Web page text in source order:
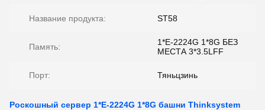
Название продукта: ST58
Память:
1*E-2224G 1*8G БЕЗ
МЕСТА 3*3.5LFF
Порт: Тяньцзинь
Роскошный сервер 1*E-2224G 1*8G башни Thinksystem